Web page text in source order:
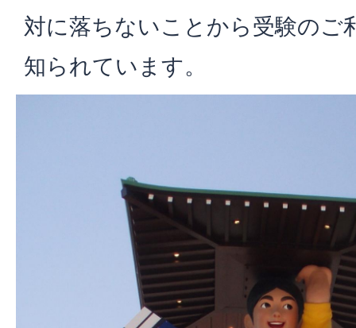
対に落ちないことから受験のご
知られています。